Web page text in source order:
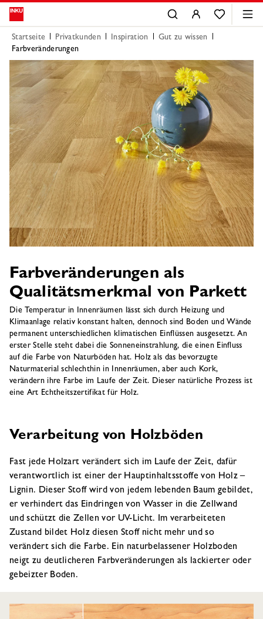
Startseite Privatkunden Inspiration
Gut zu wissen
Farbveränderungen
Farbveränderungen als
Qualitätsmerkmal von Parkett
Die Temperatur in Innenräumen lässt sich durch Heizung und
Klimaanlage relativ konstant halten, dennoch sind Boden und Wände
permanent unterschiedlichen klimatischen Einflüssen ausgesetzt. An
erster Stelle steht dabei die Sonneneinstrahlung, die einen Einfluss
auf die Farbe von Naturböden hat. Holz als das bevorzugte
Naturmaterial schlechthin in Innenräumen, aber auch Kork,
verändern ihre Farbe im Laufe der Zeit. Dieser natürliche Prozess ist
eine Art Echtheitszertifikat für Holz.
Verarbeitung von Holzböden
Fast jede Holzart verändert sich im Laufe der Zeit, dafür
verantwortlich ist einer der Hauptinhaltsstoffe von Holz –
Lignin. Dieser Stoff wird von jedem lebenden Baum gebildet,
er verhindert das Eindringen von Wasser in die Zellwand
und schützt die Zellen vor UV-Licht. Im verarbeiteten
Zustand bildet Holz diesen Stoff nicht mehr und so
verändert sich die Farbe. Ein naturbelassener Holzboden
neigt zu deutlicheren Farbveränderungen als lackierter oder
gebeizter Boden.